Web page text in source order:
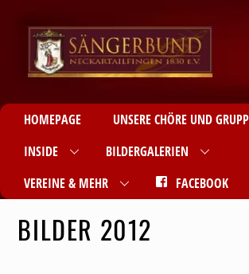
HOMEPAGE
UNSERE CHÖRE UND
INSIDE
BILDERGALERIEN
VEREINE & MEHR
FACEBOOK
BILDER 2012